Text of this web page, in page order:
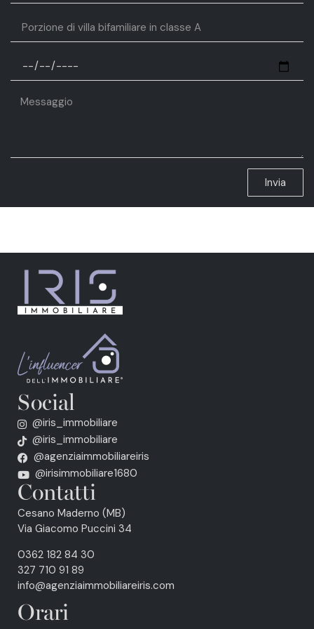
Invia
Social
@iris_immobiliare
@iris_immobiliare
@agenziaimmobiliareiris
@irisimmobiliare1680
Contatti
Cesano Maderno (MB)
Via Giacomo Puccini 34
0362 182 84 30
327 710 91 89
info@agenziaimmobiliareiris.com
Orari